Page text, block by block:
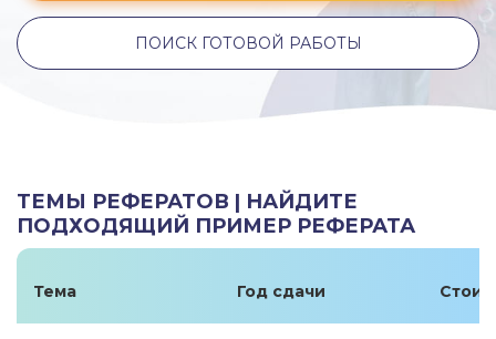
ПОИСК ГОТОВОЙ РАБОТЫ
ТЕМЫ РЕФЕРАТОВ | НАЙДИТЕ
ПОДХОДЯЩИЙ ПРИМЕР РЕФЕРАТА
Тема Год сдачи